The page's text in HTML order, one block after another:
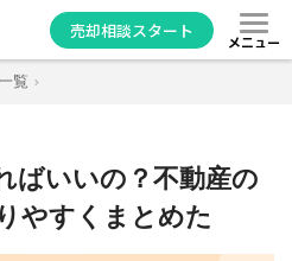
売却相談スタート
メニュー
覧
ばいいの？不動産の
やすくまとめた